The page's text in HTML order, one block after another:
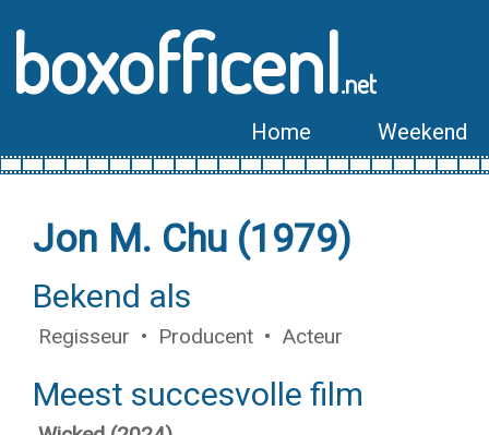
boxofficenl.net
Home Weekend
Jon M. Chu (1979)
Bekend als
Regisseur • Producent • Acteur
Meest succesvolle film